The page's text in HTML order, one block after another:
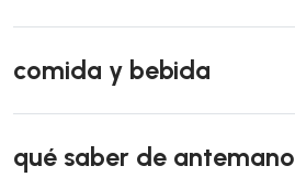
comida y bebida
qué saber de antemano